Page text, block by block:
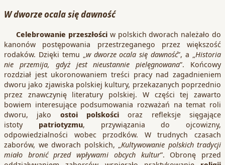
W dworze ocala się dawność
Celebrowanie przeszłościw polskich dworach należało do
kanonów postępowania przestrzeganego przez większość
rodaków. Dzięki temu „ w dworze ocala się dawność”, a „ Historia
nie przemija, gdyż jest nieustannie pielęgnowana”. Końcowy
rozdział jest ukoronowaniem treści pracy nad zagadnieniem
dworu jako zjawiska polskiej kultury, przekazanych poprzednio
przez znawczynię literatury polskiej. W części tej zawarto
bowiem interesujące podsumowania rozważań na temat roli
dworu, jako ostoi polskości oraz refleksje sięgające
istoty patriotyzmu, przywiązania do ojcowizny,
odpowiedzialności wobec przodków. W trudnych czasach
zaborów, we dworach polskich, „ Kultywowanie polskich tradycji
miało bronić przed wpływami obcych kultur”. Obronę przed